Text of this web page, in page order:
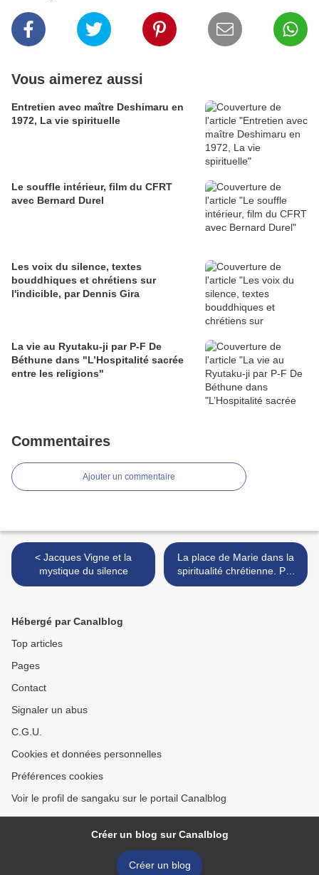
Vous aimerez aussi
Entretien avec maître Deshimaru en
1972, La vie spirituelle
Le souffle intérieur, film du CFRT
avec Bernard Durel
Les voix du silence, textes
bouddhiques et chrétiens sur
l'indicible, par Dennis Gira
La vie au Ryutaku-ji par P-F De
Béthune dans "L’Hospitalité sacrée
entre les religions"
Commentaires
Ajouter un commentaire
< Jacques Vigne et la
mystique du silence
La place de Marie dans la
spiritualité chrétienne. Par
Jacques Breton >
Hébergé par Canalblog
Top articles
Pages
Contact
Signaler un abus
C.G.U.
Cookies et données personnelles
Préférences cookies
Voir le profil de sangaku sur le portail Canalblog
Créer un blog sur Canalblog
Créer un blog